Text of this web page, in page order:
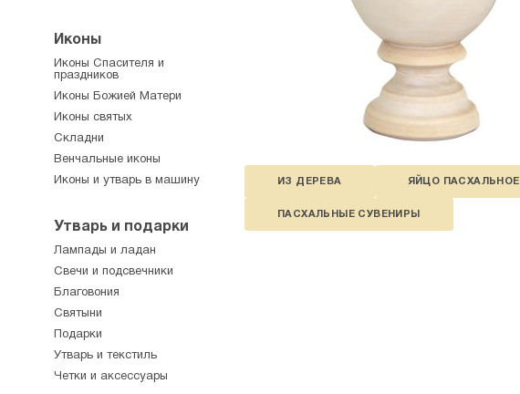
ИЗ ДЕРЕВА ЯЙЦО ПАСХАЛЬНОЕ
ПАСХАЛЬНЫЕ СУВЕНИРЫ
Иконы
Иконы Спасителя и
праздников
Иконы Божией Матери
Иконы святых
Складни
Венчальные иконы
Иконы и утварь в машину
Утварь и подарки
Лампады и ладан
Свечи и подсвечники
Благовония
Святыни
Подарки
Утварь и текстиль
Четки и аксессуары